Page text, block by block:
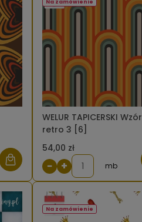
WELUR TAPICERSKI Wzór
retro 3 [6]
54,00 zł
Na zamówienie
− + mb
Na zamówienie